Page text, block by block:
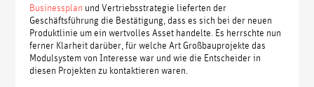
Businessplan und Vertriebsstrategie lieferten der
Geschäftsführung die Bestätigung, dass es sich bei der neuen
Produktlinie um ein wertvolles Asset handelte. Es herrschte nun
ferner Klarheit darüber, für welche Art Großbauprojekte das
Modulsystem von Interesse war und wie die Entscheider in
diesen Projekten zu kontaktieren waren.